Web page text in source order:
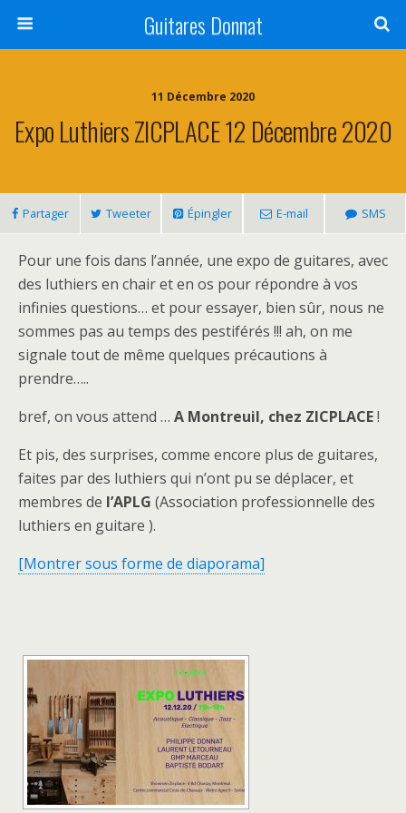
Guitares Donnat
11 Décembre 2020
Expo Luthiers ZICPLACE 12 Décembre 2020
Partager Tweeter Épingler E-mail SMS
Pour une fois dans l’année, une expo de guitares, avec
des luthiers en chair et en os pour répondre à vos
infinies questions… et pour essayer, bien sûr, nous ne
sommes pas au temps des pestiférés !!! ah, on me
signale tout de même quelques précautions à
prendre…..
bref, on vous attend … A Montreuil, chez ZICPLACE!
Et pis, des surprises, comme encore plus de guitares,
faites par des luthiers qui n’ont pu se déplacer, et
membres de l’APLG (Association professionnelle des
luthiers en guitare ).
[Montrer sous forme de diaporama]